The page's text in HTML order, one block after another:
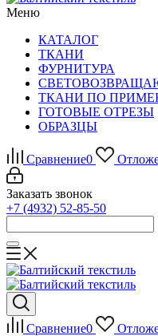
Меню
КАТАЛОГ
ТКАНИ
ФУРНИТУРА
ТКАНИ ПО
ГОТОВЫЕ ОТРЕЗЫ
ОБРАЗЦЫ
Сравнение0
Заказать звонок
+7 (4932) 52-85-50
Сравнение0